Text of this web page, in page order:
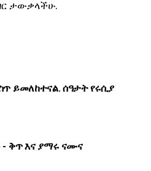
ታውቃላችሁ.
ይመለከተናል. ሰዓታት የሩሲያ
- ቅጥ እና ያማሩ ናሙና